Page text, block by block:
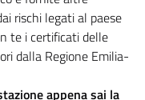
rischi legati al paese
te i certificati delle
dalla Regione Emilia-
appena sai la